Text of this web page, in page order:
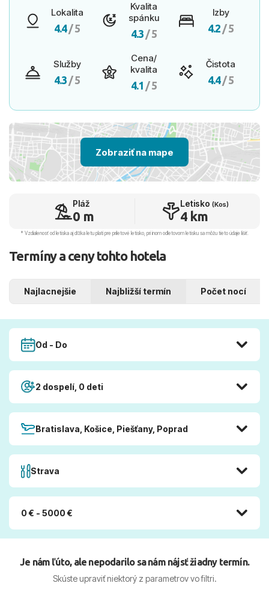
Lokalita
4.4/ 5
Kvalita
spánku
4.3 / 5
Izby
4.2 / 5
Služby
4.3 / 5
Cena/
kvalita
4.1 / 5
Čistota
4.4/ 5
Zobraziť na mape
Pláž
0 m
Letisko (Kos)
4 km
* Vzdialenosť od letiska aj dľžka letu platí pre príletové letisko, pri inom odletovom letisku sa môžu tieto údaje líšiť.
Termíny a ceny tohto hotela
Najlacnejšie Najbližší termín Počet nocí
Od - Do
2 dospelí, 0 deti
Bratislava, Košice, Piešťany, Poprad
Strava
0 € - 5000 €
Je nám ľúto, ale nepodarilo sa nám nájsť žiadny termín.
Skúste upraviť niektorý z parametrov vo filtri.